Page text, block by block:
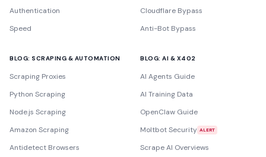
Authentication
Speed
Cloudflare Bypass
Anti-Bot Bypass
BLOG: SCRAPING & AUTOMATION
Scraping Proxies
Python Scraping
Node.js Scraping
Amazon Scraping
Antidetect Browsers
BLOG: AI & X402
AI Agents Guide
AI Training Data
OpenClaw Guide
Moltbot Security ALERT
Scrape AI Overviews